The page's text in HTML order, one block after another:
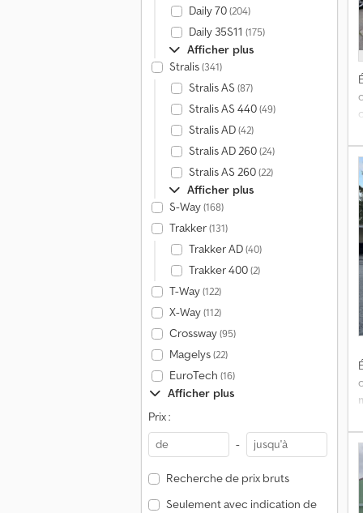
Daily 70(204)
Daily 35S11 (175)
Afficher plus
Stralis(341)
Stralis AS (87)
Stralis AS 440(49)
Stralis AD(42)
Stralis AD 260(24)
Stralis AS 260(22)
Afficher plus
S-Way(168)
Trakker(131)
Trakker AD(40)
Trakker 400(2)
T-Way(122)
X-Way(112)
Crossway(95)
Magelys(22)
EuroTech (16)
Afficher plus
Prix :
-
Recherche de prix bruts
Seulement avec indication de